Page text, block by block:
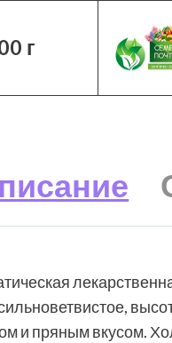
г
и пряным вкусом.